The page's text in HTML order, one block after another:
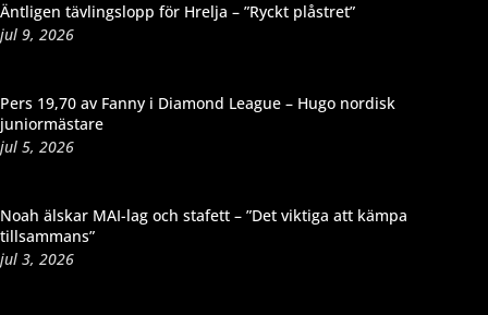
Äntligen tävlingslopp för Hrelja – ”Ryckt plåstret”
jul 9, 2026
Pers 19,70 av Fanny i Diamond League – Hugo nordisk
juniormästare
jul 5, 2026
Noah älskar MAI-lag och stafett – ”Det viktiga att kämpa
tillsammans”
jul 3, 2026